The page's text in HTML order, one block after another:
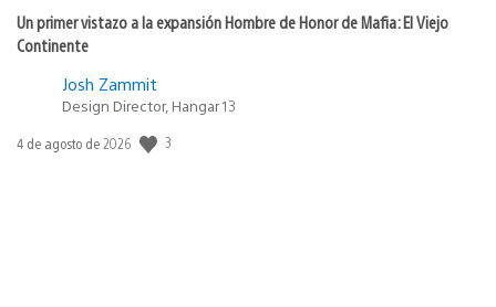
Un primer vistazo a la expansión Hombre de Honor de Mafia: El Viejo
Continente
Josh Zammit
Design Director, Hangar 13
Fecha
4 de agosto de 2026 3